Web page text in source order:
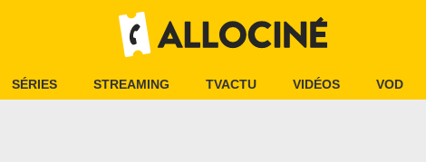
SÉRIES STREAMING TVACTU VIDÉOS VOD